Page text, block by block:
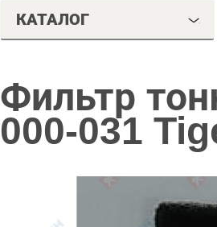
КАТАЛОГ
Фильтр
000-031